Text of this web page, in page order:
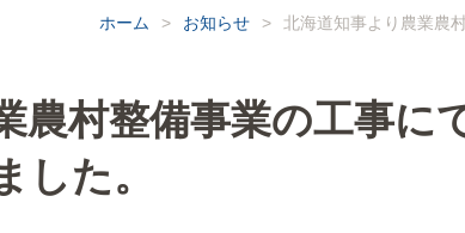
ホーム > お知らせ > 北海道知事より農業農
農村整備事業の工事に
した。